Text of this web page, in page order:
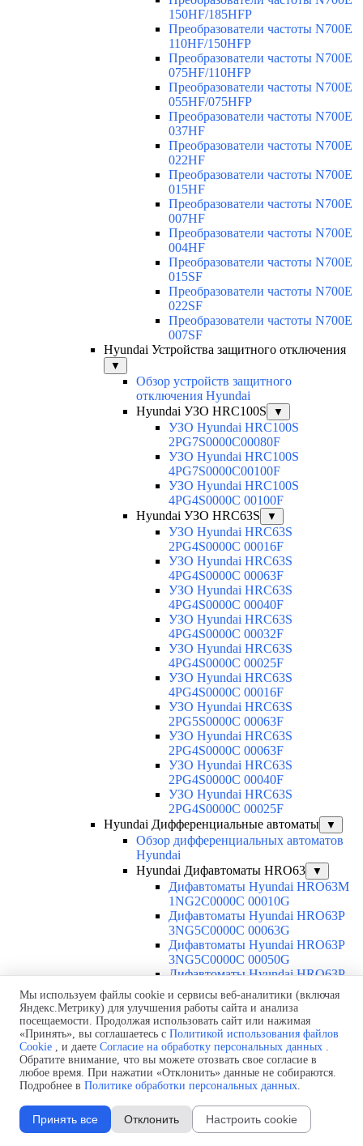
150HF/185HFP
Преобразователи частоты N700E
110HF/150HFP
Преобразователи частоты N700E
075HF/110HFP
Преобразователи частоты N700E
055HF/075HFP
Преобразователи частоты N700E
037HF
Преобразователи частоты N700E
022HF
Преобразователи частоты N700E
015HF
Преобразователи частоты N700E
007HF
Преобразователи частоты N700E
004HF
Преобразователи частоты N700E
015SF
Преобразователи частоты N700E
022SF
Преобразователи частоты N700E
007SF
Hyundai Устройства защитного отключения
▼
Обзор устройств защитного
отключения Hyundai
Hyundai УЗО HRC100S
▼
УЗО Hyundai HRC100S
2PG7S0000C00080F
УЗО Hyundai HRC100S
4PG7S0000C00100F
УЗО Hyundai HRC100S
4PG4S0000C 00100F
Hyundai УЗО HRC63S
▼
УЗО Hyundai HRC63S
2PG4S0000C 00016F
УЗО Hyundai HRC63S
4PG4S0000C 00063F
УЗО Hyundai HRC63S
4PG4S0000C 00040F
УЗО Hyundai HRC63S
4PG4S0000C 00032F
УЗО Hyundai HRC63S
4PG4S0000C 00025F
УЗО Hyundai HRC63S
4PG4S0000C 00016F
УЗО Hyundai HRC63S
2PG5S0000C 00063F
УЗО Hyundai HRC63S
2PG4S0000C 00063F
УЗО Hyundai HRC63S
2PG4S0000C 00040F
УЗО Hyundai HRC63S
2PG4S0000C 00025F
Hyundai Дифференциальные автоматы
▼
Обзор дифференциальных автоматов
Hyundai
Hyundai Дифавтоматы HRO63
▼
Дифавтоматы Hyundai HRO63M
1NG2C0000C 00010G
Дифавтоматы Hyundai HRO63P
3NG5C0000C 00063G
Дифавтоматы Hyundai HRO63P
3NG5C0000C 00050G
Дифавтоматы Hyundai HRO63P
3NG5C0000C 00040G
Дифавтоматы Hyundai HRO63P
3NG5C0000C 00032G
Дифавтоматы Hyundai HRO63P
3NG5C0000C 00025G
Дифавтоматы Hyundai HRO63P
3NG5C0000C 00020G
Дифавтоматы Hyundai HRO63P
3NG5C0000C 00016G
Дифавтоматы Hyundai HRO63P
3NG5C0000C 00010G
Мы используем файлы cookie и сервисы веб-аналитики (включая
Яндекс.Метрику) для улучшения работы сайта и анализа
посещаемости. Продолжая использовать сайт или нажимая
«Принять», вы соглашаетесь с Политикой использования файлов
Cookie , и даете Согласие на обработку персональных данных .
Обратите внимание, что вы можете отозвать свое согласие в
любое время. При нажатии «Отклонить» данные не собираются.
Подробнее в Политике обработки персональных данных.
Принять все Отклонить Настроить cookie